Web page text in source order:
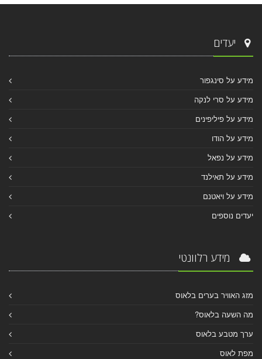
יעדים
מידע על סינגפור
מידע על סרי לנקה
מידע על פיליפינים
מידע על הודו
מידע על נפאל
מידע על תאילנד
מידע על ויאטנם
יעדים נוספים
מידע רלוונטי
מזג האוויר בערים בלאוס
מה השעה בלאוס?
ערך מטבע בלאוס
מפת לאוס